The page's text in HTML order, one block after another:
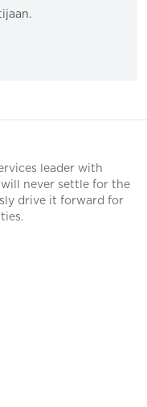
leader with
never settle for the
drive it forward for